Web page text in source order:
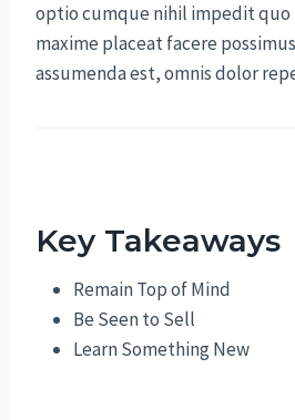
optio cumque nihil impedit quo
maxime placeat facere
assumenda est, omnis dolor
Key Takeaways
Remain Top of Mind
Be Seen to Sell
Learn Something New